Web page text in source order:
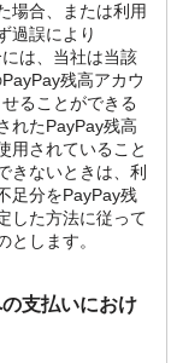
場合、または利用
過誤により
は、当社は当該
残高アカウ
ることができる
れたPayPay残高
用されていること
きないときは、利
足分をPayPay残
した方法に従って
します。
支払いにおけ